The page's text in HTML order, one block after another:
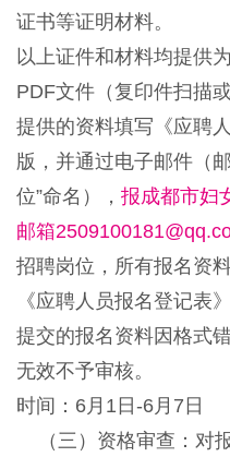
证书等证明材料。
以上证件和材料均提供
PDF文件（复印件扫描
提供的资料填写《应聘
版，并通过电子邮件（
位”命名）， 报成都市妇
邮箱
招聘岗位，所有报名资
《应聘人员报名登记表
提交的报名资料因格式
无效不予审核。
时间：6月1日-6月7日
（三）资格审查：对